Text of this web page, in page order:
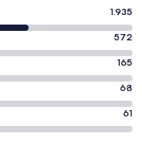
1.935
572
165
68
61